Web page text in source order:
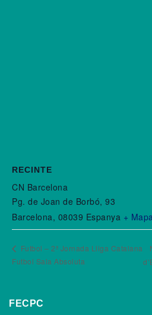
RECINTE
CN Barcelona
Pg. de Joan de Borbó, 93
Barcelona, 08039 Espanya +
Futbol – 2ª Jornada Lliga Catalana
Futbol Sala Absoluta
FECPC